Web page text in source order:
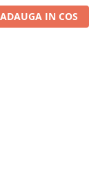
ADAUGA IN COS